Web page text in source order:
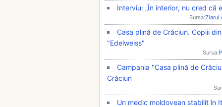
Interviu: „În interior, nu cred că
Sursa:Ziarul
Casa plină de Crăciun. Copiii
"Edelweiss"
Sursa:
Campania "Casa plină de
Crăciun
Un medic moldovean stabilit în